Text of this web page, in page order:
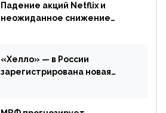
Падение акций Netflix и
неожиданное снижение
апреля
«Хелло» — в России
зарегистрирована новая